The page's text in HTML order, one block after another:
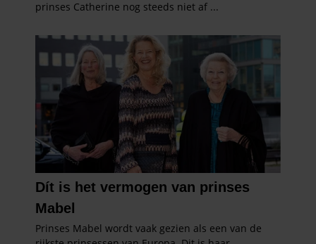
informatie die u aan ze heeft verstrekt of die ze hebben
gaat akkoord met onze cookies als u onze website blijft